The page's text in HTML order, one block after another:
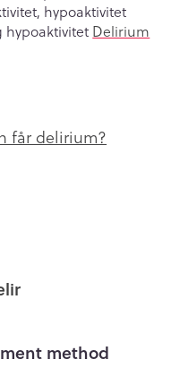
hypoaktivitet
hypoaktivitet Delirium
får delirium?
method